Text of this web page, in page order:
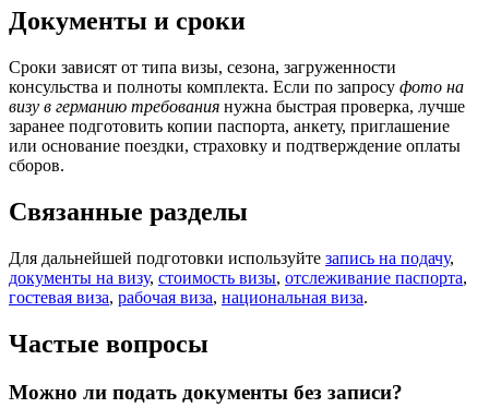
Документы и сроки
Сроки зависят от типа визы, сезона, загруженности
консульства и полноты комплекта. Если по запросу фото на
визу в германию требования нужна быстрая проверка, лучше
заранее подготовить копии паспорта, анкету, приглашение
или основание поездки, страховку и подтверждение оплаты
сборов.
Связанные разделы
Для дальнейшей подготовки используйте запись на подачу,
документы на визу, стоимость визы, отслеживание паспорта,
гостевая виза, рабочая виза, национальная виза.
Частые вопросы
Можно ли подать документы без записи?